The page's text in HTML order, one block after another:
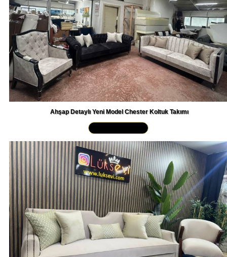
Ahşap Detaylı Yeni Model Chester Koltuk Takımı